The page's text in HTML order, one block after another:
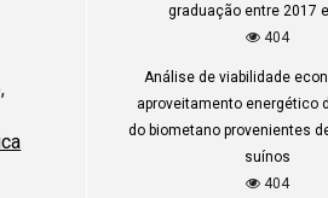
graduação entre 2017
404
Análise de viabilidade
aproveitamento energético
do biometano provenientes
suínos
404